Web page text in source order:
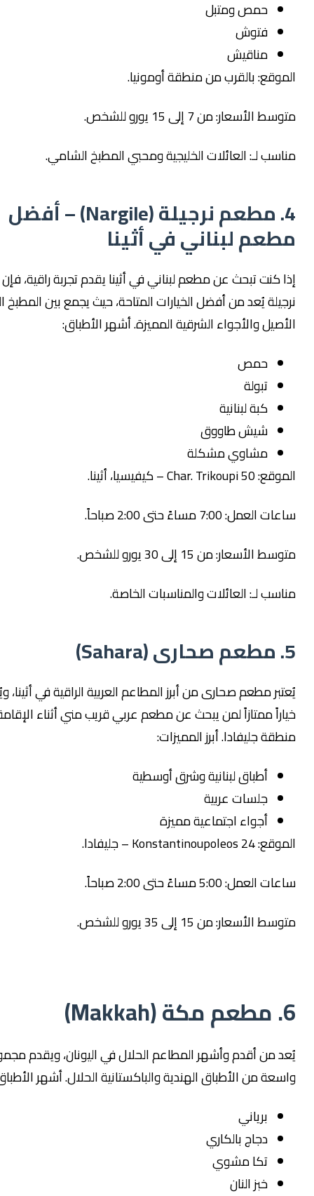
حمص ومتبل
فتوش
مناقيش
بالقرب من منطقة أومونيا.
من 7 إلى 15 يورو للشخص.
لـ: العائلات الخليجية ومحبي المطبخ الشامي.
4. مطعم نرجيلة (Nargile) – أفضل
لبناني في أثينا
تبحث عن مطعم لبناني في أثينا يقدم تجربة راقية، فإن مطعم
يُعد من أفضل الخيارات المتاحة، حيث يجمع بين المطبخ اللبناني
والأجواء الشرقية المميزة. أشهر الأطباق:
حمص
كبة لبنانية
شيش طاووق
مشاوي مشكلة
مساءً حتى 2:00 صباحاً.
من 15 إلى 30 يورو للشخص.
لـ: العائلات والمناسبات الخاصة.
مطعم صحارى من أبرز المطاعم العربية الراقية في أثينا، ويُعد
ممتازاً لمن يبحث عن مطعم عربي قريب مني أثناء الإقامة في
جليفادا. أبرز المميزات:
أطباق لبنانية وشرق أوسطية
جلسات عربية
أجواء اجتماعية مميزة
مساءً حتى 2:00 صباحاً.
من 15 إلى 35 يورو للشخص.
أقدم وأشهر المطاعم الحلال في اليونان، ويقدم مجموعة
من الأطباق الهندية والباكستانية الحلال. أشهر الأطباق:
برياني
دجاج بالكاري
تكا مشوي
خبز النان